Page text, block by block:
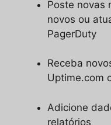
Poste novas
novos ou
PagerDuty
Receba
Uptime.com
Adicione
relatórios